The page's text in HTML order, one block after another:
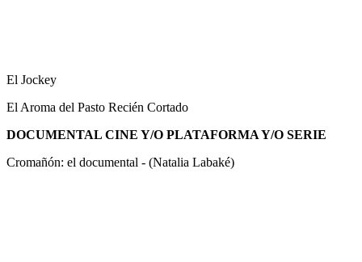
El Jockey
El Aroma del Pasto Recién Cortado
DOCUMENTAL CINE Y/O PLATAFORMA Y/O SERIE
Cromañón: el documental - (Natalia Labaké)